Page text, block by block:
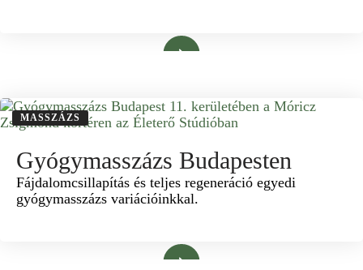
MASSZÁZS
Gyógymasszázs Budapesten
Fájdalomcsillapítás és teljes regeneráció egyedi
gyógymasszázs variációinkkal.